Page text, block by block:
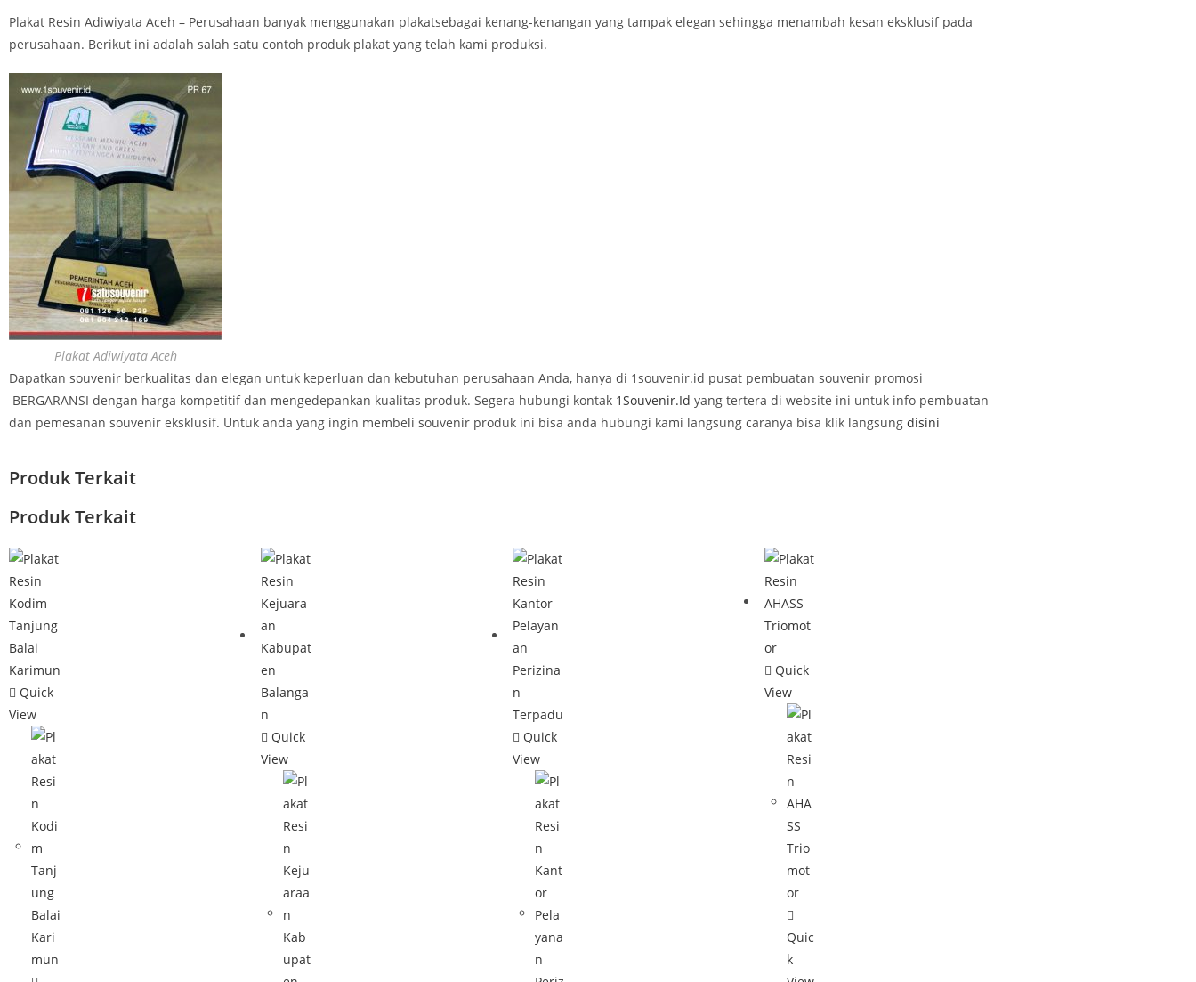
Plakat Resin Adiwiyata Aceh – Perusahaan banyak menggunakan plakatsebagai kenang-kenangan yang tampak elegan sehingga menambah kesan eksklusif pada
perusahaan. Berikut ini adalah salah satu contoh produk plakat yang telah kami produksi.
Plakat Adiwiyata Aceh
Dapatkan souvenir berkualitas dan elegan untuk keperluan dan kebutuhan perusahaan Anda, hanya di 1souvenir.id pusat pembuatan souvenir promosi
BERGARANSI dengan harga kompetitif dan mengedepankan kualitas produk. Segera hubungi kontak 1Souvenir.Id yang tertera di website ini untuk info pembuatan
dan pemesanan souvenir eksklusif. Untuk anda yang ingin membeli souvenir produk ini bisa anda hubungi kami langsung caranya bisa klik langsung disini
Produk Terkait
Produk Terkait
Quick
View
Quick
View
Quick
View
Quick
View
Quic
k